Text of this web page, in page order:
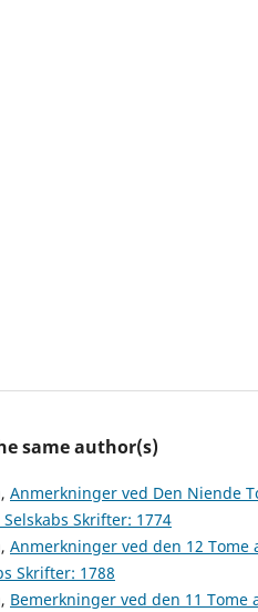
same author(s)
Anmerkninger ved Den Niende
Skrifter: 1774
Anmerkninger ved den 12
Skrifter: 1788
Bemerkninger ved den 11